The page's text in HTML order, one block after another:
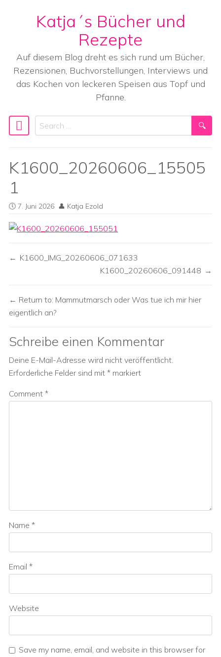
Skip to content
Katja´s Bücher und
Rezepte
Auf diesem Blog dreht es sich rund um Bücher,
Rezensionen, Buchvorstellungen, Interviews und
das Kochen von leckeren Speisen aus Topf und
Pfanne.
Main Navigation
Search
K1600_20260606_15505
1
7. Juni 2026 Katja Ezold
K1600_IMG_20260606_071633
K1600_20260606_091448
Return to: Mammutmarsch oder Was tue ich mir hier
eigentlich an?
Schreibe einen Kommentar
Deine E-Mail-Adresse wird nicht veröffentlicht.
Erforderliche Felder sind mit * markiert
Comment *
Name *
Email *
Website
Save my name, email, and website in this browser for